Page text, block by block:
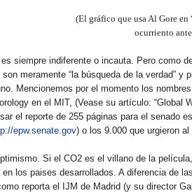
(El gráfico que usa Al Gore
ocurriento
siempre indiferente o incauta. Pero como
meramente “la búsqueda de la verdad”
Mencionemos por el momento los
en el MIT, (Vease su artículo: “Global
el reporte de 255 páginas para el senado
epw.senate.gov) o los 9.000 que urgieron
Si el CO2 es el villano de la
los paises desarrollados. A diferencia de
reporta el IJM de Madrid (y su director